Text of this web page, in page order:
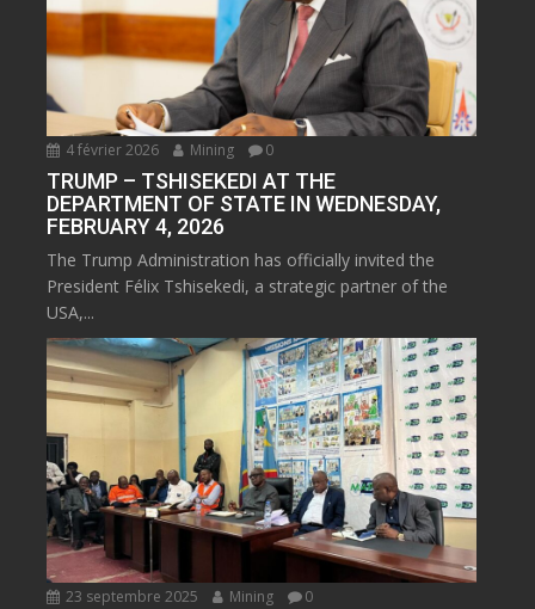
4 février 2026 Mining 0
TRUMP – TSHISEKEDI AT THE
DEPARTMENT OF STATE IN WEDNESDAY,
FEBRUARY 4, 2026
The Trump Administration has officially invited the
President Félix Tshisekedi, a strategic partner of the
USA,...
23 septembre 2025 Mining 0